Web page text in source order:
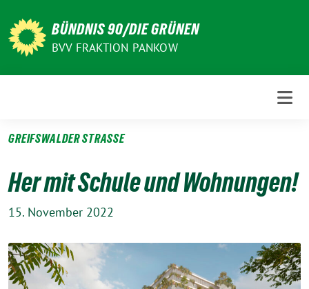
zum
Inhalt
BÜNDNIS 90/DIE GRÜNEN
BVV FRAKTION PANKOW
GREIFSWALDER STRASSE
Her mit Schule und Wohnungen!
15. November 2022